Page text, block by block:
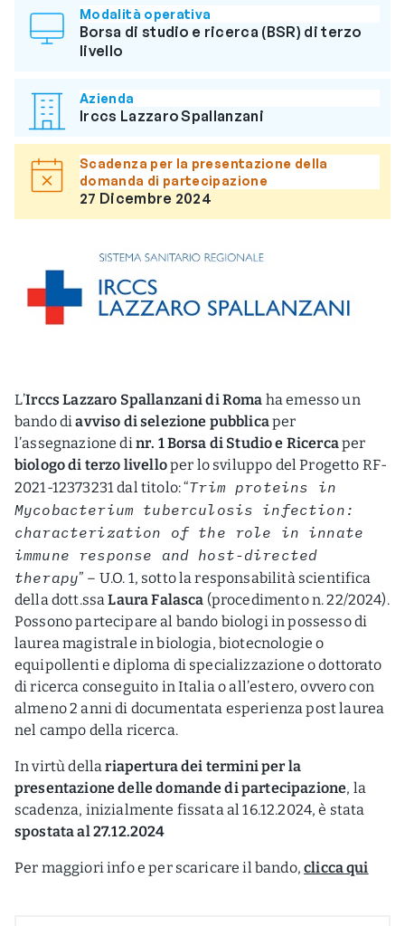
Modalità operativa
Borsa di studio e ricerca (BSR) di terzo
livello
Azienda
Irccs Lazzaro Spallanzani
Scadenza per la presentazione della
domanda di partecipazione
27 Dicembre 2024
L’Irccs Lazzaro Spallanzani di Roma ha emesso un
bando diavviso di selezione pubblicaper
l’assegnazione dinr. 1 Borsa di Studio e Ricercaper
biologo di terzo livelloper lo sviluppo del Progetto RF-
2021-12373231 dal titolo: “Trim proteins in
Mycobacterium tuberculosis infection:
characterization of the role in innate
immune response and host-directed
therapy” – U.O. 1, sotto la responsabilità scientifica
della dott.ssaLaura Falasca (procedimento n. 22/2024).
Possono partecipare al bando biologi in possesso di
laurea magistrale in biologia, biotecnologie o
equipollenti e diploma di specializzazione o dottorato
di ricerca conseguito in Italia o all’estero, ovvero con
almeno 2 anni di documentata esperienza post laurea
nel campo della ricerca.
In virtù dellariapertura dei termini per la
presentazione delle domande di partecipazione, la
scadenza, inizialmente fissata al 16.12.2024, è stata
spostata al 27.12.2024
Per maggiori info e per scaricare il bando,clicca qui